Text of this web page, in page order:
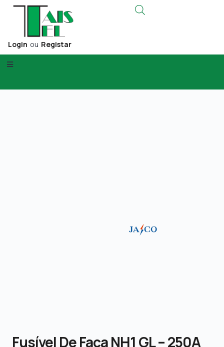
Login ou Registar
Fusível De Faca NH1 GL – 250A